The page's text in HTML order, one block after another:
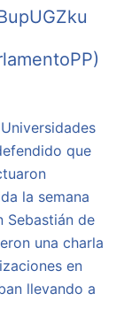
que
la semana
Sebastián de
una charla
en
llevando a